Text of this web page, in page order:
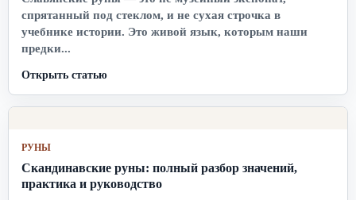
спрятанный под стеклом, и не сухая строчка в
учебнике истории. Это живой язык, которым наши
предки...
Открыть статью
РУНЫ
Скандинавские руны: полный разбор значений,
практика и руководство